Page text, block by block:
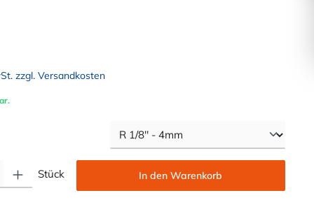
zzgl. Versandkosten
Stück In den Warenkorb